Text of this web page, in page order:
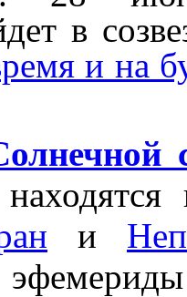
в
и на
и